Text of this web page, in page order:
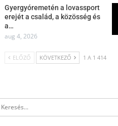
Gyergyóremetén a lovassport
erejét a család, a közösség és
a…
aug 4, 2026
ELŐZŐ KÖVETKEZŐ 1 A 1 414